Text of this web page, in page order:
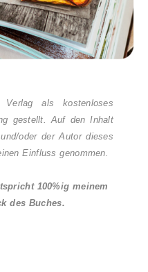
als kostenloses
gestellt. Auf den Inhalt
oder der Autor dieses
Einfluss genommen.
100%ig meinem
des Buches.